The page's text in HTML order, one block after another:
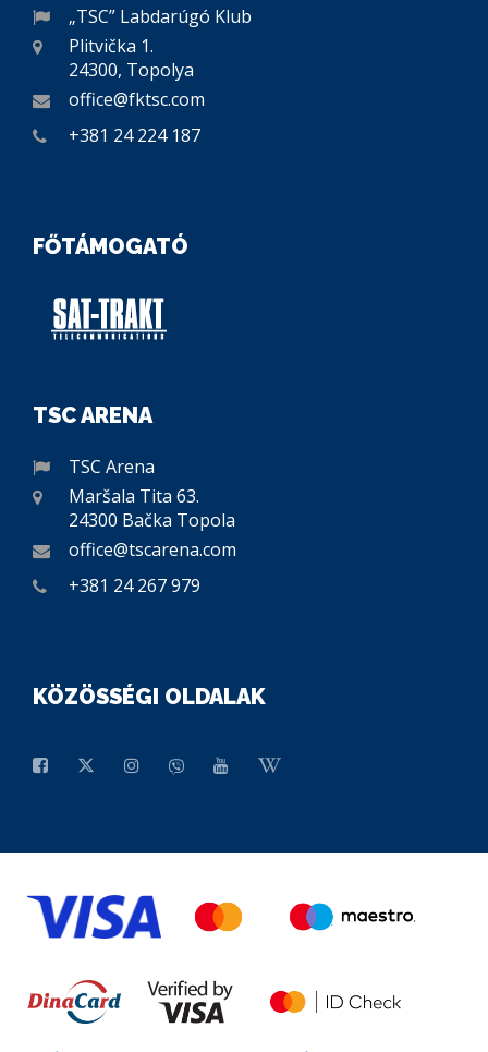
„TSC” Labdarúgó Klub
Plitvička 1.
24300, Topolya
office@fktsc.com
+381 24 224 187
FŐTÁMOGATÓ
TSC ARENA
TSC Arena
Maršala Tita 63.
24300 Bačka Topola
office@tscarena.com
+381 24 267 979
KÖZÖSSÉGI OLDALAK